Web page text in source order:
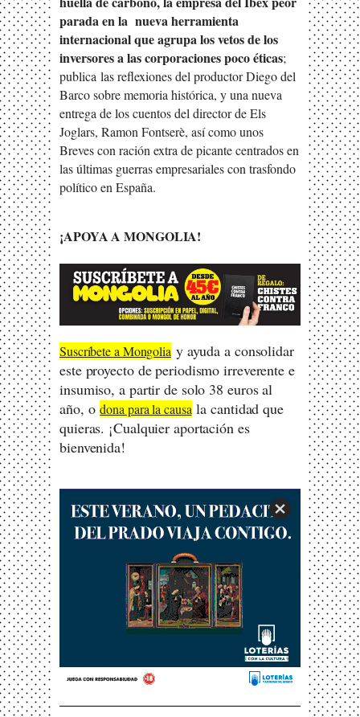
parada en la nueva herramienta
internacional que agrupa los vetos de los
inversores a las corporaciones poco éticas;
publica las reflexiones del productor Diego del
Barco sobre memoria histórica, y una nueva
entrega de los cuentos del director de Els
Joglars, Ramon Fontserè, así como unos
Breves con ración extra de picante centrados en
las últimas guerras empresariales con trasfondo
político en España.
¡APOYA A MONGOLIA!
Suscríbete a Mongoliay ayuda a consolidar
este proyecto de periodismo irreverente e
insumiso, a partir de solo 38 euros al
año, odona para la causala cantidad que
quieras. ¡Cualquier aportación es
bienvenida!